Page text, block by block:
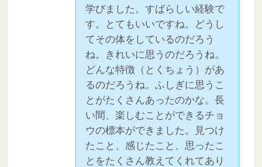
学びました。すばらしい経験で
す。とてもいいですね。どうし
てその体をしているのだろう
ね。きれいに思うのだろうね。
どんな特徴（とくちょう）があ
るのだろうね。ふしぎに思うこ
とがたくさんあったのかな。長
い間、楽しむことができるチョ
ウの標本ができました。見つけ
たこと、感じたこと、思ったこ
とをたくさん教えてくれてあり